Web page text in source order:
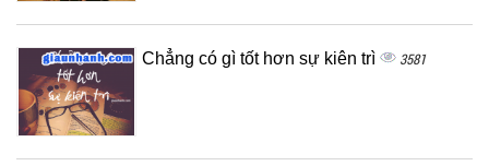
Chẳng có gì tốt hơn sự kiên trì 3581